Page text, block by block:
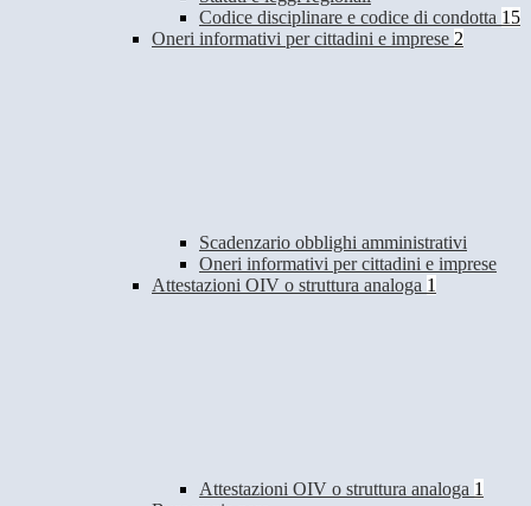
Codice disciplinare e codice di condotta 15
Oneri informativi per cittadini e imprese 2
Scadenzario obblighi amministrativi
Oneri informativi per cittadini e imprese
Attestazioni OIV o struttura analoga 1
Attestazioni OIV o struttura analoga 1